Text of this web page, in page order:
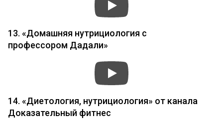
13. «Домашняя нутрициология с
профессором Дадали»
14. «Диетология, нутрициология» от канала
Доказательный фитнес